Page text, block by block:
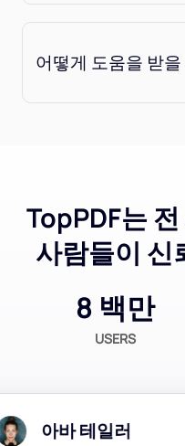
어떻게 도움을 받
TopPDF는
사람들이 신
8 백만
USERS
아바 테일러